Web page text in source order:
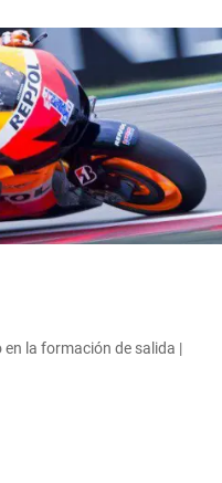
en la formación de salida |